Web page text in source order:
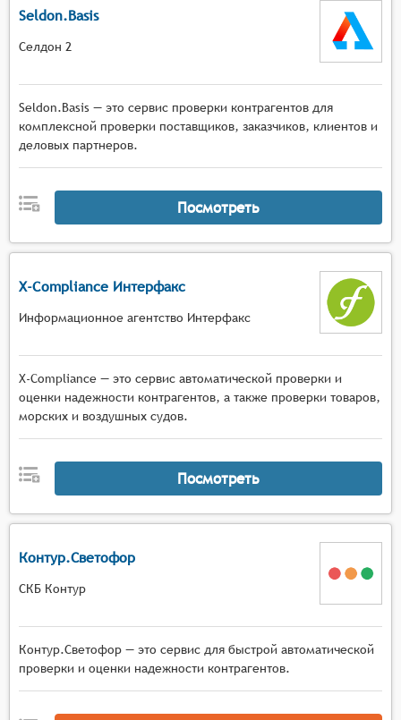
Seldon.Basis
Селдон 2
Seldon.Basis — это сервис проверки контрагентов для
комплексной проверки поставщиков, заказчиков, клиентов и
деловых партнеров.
Посмотреть
X-Compliance Интерфакс
Информационное агентство Интерфакс
X-Compliance — это сервис автоматической проверки и
оценки надежности контрагентов, а также проверки товаров,
морских и воздушных судов.
Посмотреть
Контур.Светофор
СКБ Контур
Контур.Светофор — это сервис для быстрой автоматической
проверки и оценки надежности контрагентов.